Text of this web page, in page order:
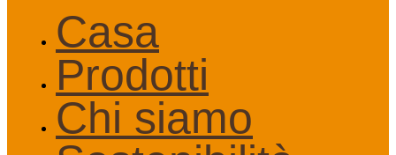
Casa
Prodotti
Chi siamo